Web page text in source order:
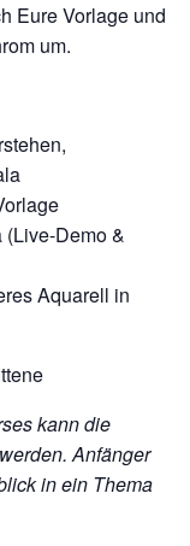
Eure Vorlage und
um.
(Live-Demo &
Aquarell in
kann die
Anfänger
in ein Thema